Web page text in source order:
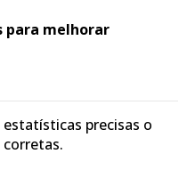
para melhorar
precisas o